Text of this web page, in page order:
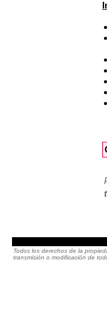
Todos los derechos de la
transmisión o modificación de